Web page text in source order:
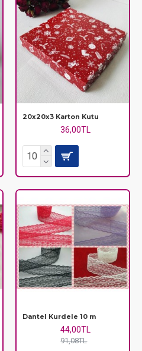
20x20x3 Karton Kutu
36,00TL
Dantel Kurdele 10 m
44,00TL
91,08TL